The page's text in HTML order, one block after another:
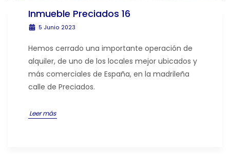
Inmueble Preciados 16
5 Junio 2023
Hemos cerrado una importante operación de
alquiler, de uno de los locales mejor ubicados y
más comerciales de España, en la madrileña
calle de Preciados.
Leer más